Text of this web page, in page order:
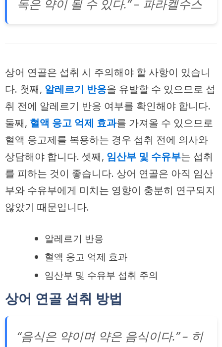
독은 약이 될 수 있다.” – 파라켈수스
상어 연골은 섭취 시 주의해야 할 사항이 있습니
다. 첫째, 알레르기 반응을 유발할 수 있으므로 섭
취 전에 알레르기 반응 여부를 확인해야 합니다.
둘째, 혈액 응고 억제 효과를 가져올 수 있으므로
혈액 응고제를 복용하는 경우 섭취 전에 의사와
상담해야 합니다. 셋째, 임산부 및 수유부는 섭취
를 피하는 것이 좋습니다. 상어 연골은 아직 임산
부와 수유부에게 미치는 영향이 충분히 연구되지
않았기 때문입니다.
알레르기 반응
혈액 응고 억제 효과
임산부 및 수유부 섭취 주의
상어 연골 섭취 방법
“음식은 약이며 약은 음식이다.” – 히